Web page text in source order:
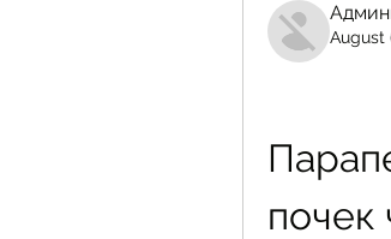
August
почек